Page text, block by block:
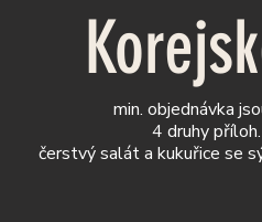
min. objednávka
4 druhy
čerstvý salát a kukuřice se